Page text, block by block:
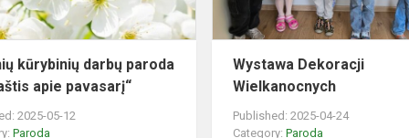
pavasarį“
kūrybinių darbų paroda
apie pavasarį“
2025-05-12
Paroda
Wystawa Dekoracji
Wielkanocnych
Published: 2025-04-24
Category:Paroda